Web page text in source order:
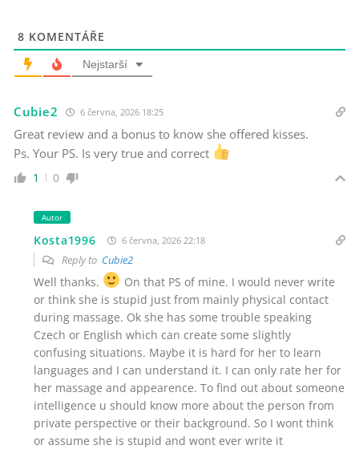
8 KOMENTÁŘE
Nejstarší
Cubie2 6 června, 2026 18:25
Great review and a bonus to know she offered kisses.
Ps. Your PS. Is very true and correct
1 0
Autor
Kosta1996 6 června, 2026 22:18
Reply to Cubie2
Well thanks.
On that PS of mine. I would never write
or think she is stupid just from mainly physical contact
during massage. Ok she has some trouble speaking
Czech or English which can create some slightly
confusing situations. Maybe it is hard for her to learn
languages and I can understand it. I can only rate her for
her massage and appearence. To find out about someone
intelligence u should know more about the person from
private perspective or their background. So I wont think
or assume she is stupid and wont ever write it